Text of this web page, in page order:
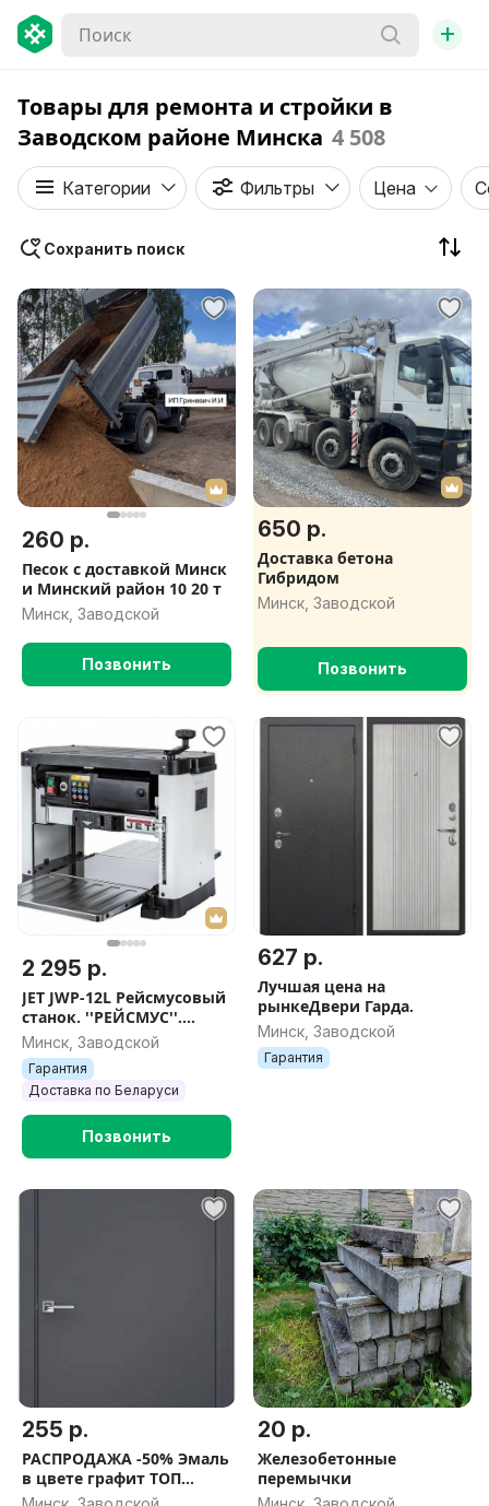
+
Товары для ремонта и стройки в
Заводском районе Минска 4 508
Категории Фильтры Цена
Сохранить поиск
260 р.
Песок с доставкой Минск
и Минский район 10 20 т
Минск, Заводской
Позвонить
650 р.
Доставка бетона
Гибридом
Минск, Заводской
Позвонить
2 295 р.
JET JWP-12L Рейсмусовый
станок. ''РЕЙСМУС''.
Станки в Минске.
Рейсмусование. ''JET''
Артикул: 100008
Минск, Заводской
Гарантия
Доставка по Беларуси
Позвонить
627 р.
Лучшая цена на
рынкеДвери Гарда.
Минск, Заводской
Гарантия
255 р.
РАСПРОДАЖА -50% Эмаль
в цвете графит ТОП
продаж в Цена за
20 р.
Железобетонные
перемычки